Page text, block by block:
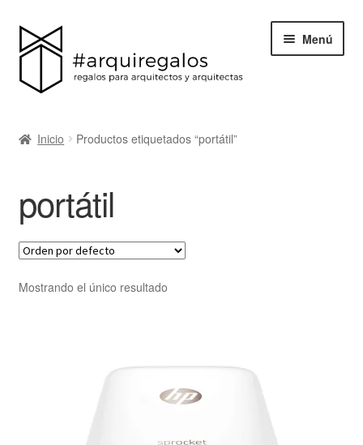
Menú
BLACK FRIDAY
Blog
Acerca de ArquiRegalos
Inicio Productos etiquetados “portátil”
portátil
Mostrando el único resultado